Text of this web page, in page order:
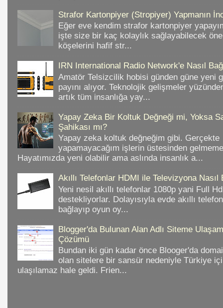
Strafor Kartonpiyer (Stropiyer) Yapmanın
Eğer eve kendim strafor kartonpiyer
işte size bir kaç kolaylık sağlayabilecek
köşelerini hafif str...
IRN International Radio Network'e Nasıl
Amatör Telsizcilik hobisi günden güne yeni
payını alıyor. Teknolojik gelişmeler
artık tüm insanlığa yay...
Yapay Zeka Bir Koltuk Değneği mi, Yoksa
Şahikası mı?
Yapay zeka koltuk değneğim gibi. Gerçekte
yapamayacağım işlerin üstesinden
Hayatımızda yeni olabilir ama aslında insanlık a...
Akıllı Telefonlar HDMI ile Televizyona Nasıl
Yeni nesil akıllı telefonlar 1080p yani Full
destekliyorlar. Dolayısıyla evde akıllı
bağlayıp oyun oy...
Blogger'da Bulunan Alan Adlı Siteme
Çözümü
Bundan iki gün kadar önce Blooger'da
olan sitelere bir sansür nedeniyle Türkiye
ulaşılamaz hale geldi. Frien...